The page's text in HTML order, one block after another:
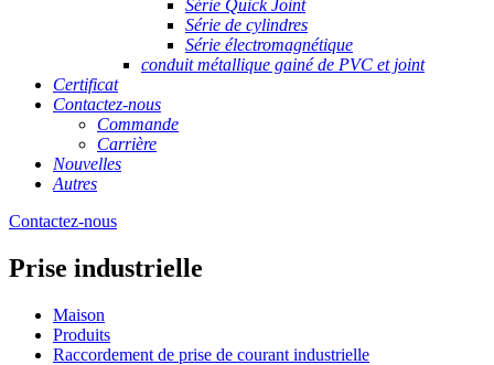
Série Quick Joint
Série de cylindres
Série électromagnétique
conduit métallique gainé de PVC et joint
Certificat
Contactez-nous
Commande
Carrière
Nouvelles
Autres
Contactez-nous
Prise industrielle
Maison
Produits
Raccordement de prise de courant industrielle